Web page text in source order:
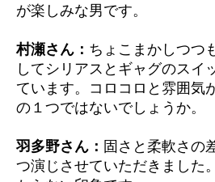
が楽しみな男です。
村瀬さん： ちょこまかしつつ
してシリアスとギャグのスイ
ています。コロコロと雰囲気
の１つではないでしょうか。
羽多野さん： 固さと柔軟さの
つ演じさせていただきました